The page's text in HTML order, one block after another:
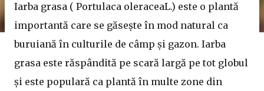
Iarba grasa ( Portulaca oleraceaL.) este o plantă
importantă care se găsește în mod natural ca
buruiană în culturile de câmp și gazon. Iarba
grasa este răspândită pe scară largă pe tot globul
și este populară ca plantă în multe zone din